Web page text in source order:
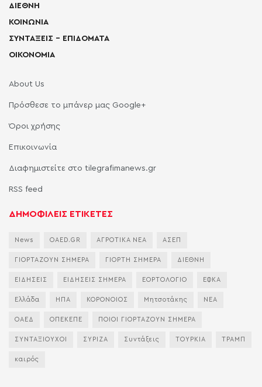
ΔΙΕΘΝΗ
ΚΟΙΝΩΝΙΑ
ΣΥΝΤΑΞΕΙΣ – ΕΠΙΔΟΜΑΤΑ
ΟΙΚΟΝΟΜΙΑ
About Us
Πρόσθεσε το μπάνερ μας Google+
Όροι χρήσης
Επικοινωνία
Διαφημιστείτε στο tilegrafimanews.gr
RSS feed
ΔΗΜΟΦΙΛΕΙΣ ΕΤΙΚΕΤΕΣ
News OAED.GR ΑΓΡΟΤΙΚΑ ΝΕΑ ΑΣΕΠ
ΓΙΟΡΤΑΖΟΥΝ ΣΗΜΕΡΑ ΓΙΟΡΤΗ ΣΗΜΕΡΑ ΔΙΕΘΝΗ
ΕΙΔΗΣΕΙΣ ΕΙΔΗΣΕΙΣ ΣΗΜΕΡΑ ΕΟΡΤΟΛΟΓΙΟ ΕΦΚΑ
Ελλάδα ΗΠΑ ΚΟΡΟΝΟΙΟΣ Μητσοτάκης ΝΕΑ
ΟΑΕΔ ΟΠΕΚΕΠΕ ΠΟΙΟΙ ΓΙΟΡΤΑΖΟΥΝ ΣΗΜΕΡΑ
ΣΥΝΤΑΞΙΟΥΧΟΙ ΣΥΡΙΖΑ Συντάξεις ΤΟΥΡΚΙΑ ΤΡΑΜΠ
καιρός